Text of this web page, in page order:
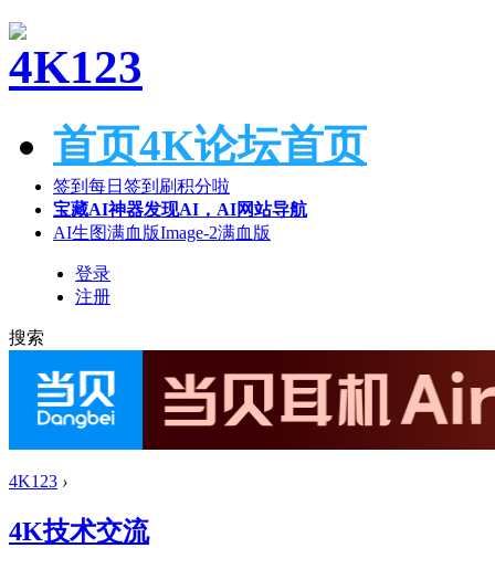
首页4K论坛首页
签到 每日签到刷积分啦
宝藏AI神器发现AI，AI网站导航
AI生图满血版Image-2满血版
登录
注册
搜索
4K123 ›
4K技术交流